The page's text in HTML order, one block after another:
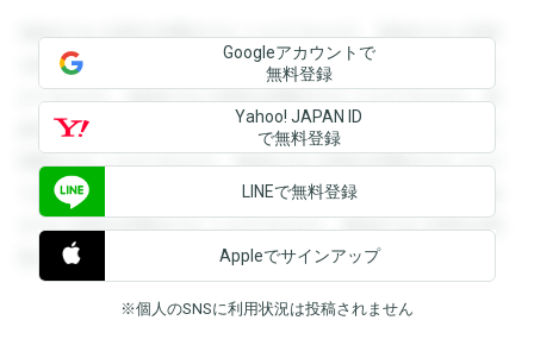
登録すると回答を閲覧することができます。登録すると回答
を閲覧することができます。登録すると回答を閲覧すること
ができます。登録すると回答を閲覧することができます。登
録すると回答を閲覧することができます。登録すると回答を
閲覧することができます。登録すると回答を閲覧することが
できます。登録すると回答を閲覧することができます。登録
すると回答を閲覧することができます。登録すると回答を閲
覧することができます。
Googleアカウントで
無料登録
Yahoo! JAPAN ID
で無料登録
LINEで無料登録
Appleでサインアップ
※個人のSNSに利用状況は投稿されません